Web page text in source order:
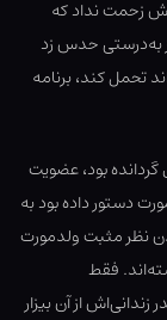
نداد که
حدس زد
کند، برنامه
بود، عضویت
دستور داده بود به
نظر مثبت ولدمورت
فقط
از آن بیزار